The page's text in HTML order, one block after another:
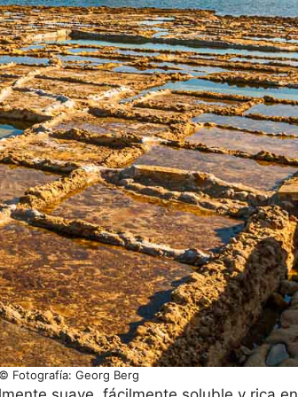
Fotografía: Georg Berg